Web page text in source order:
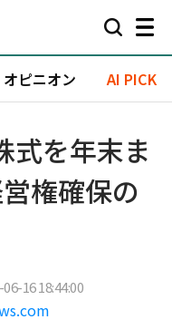
オピニオン AI PICK
式を年末ま
権確保の
16 18:44:00